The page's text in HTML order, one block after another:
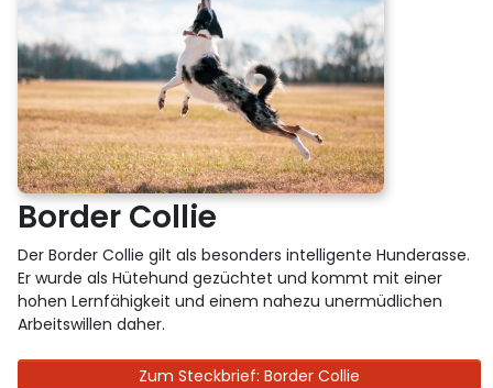
Border Collie
Der Border Collie gilt als besonders intelligente Hunderasse.
Er wurde als Hütehund gezüchtet und kommt mit einer
hohen Lernfähigkeit und einem nahezu unermüdlichen
Arbeitswillen daher.
Zum Steckbrief: Border Collie